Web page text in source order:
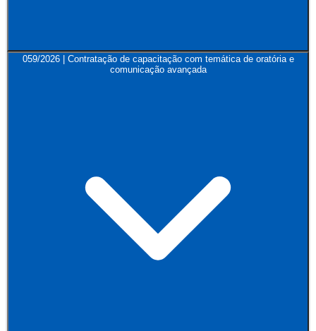
059/2026 | Contratação de capacitação com temática de oratória e
comunicação avançada